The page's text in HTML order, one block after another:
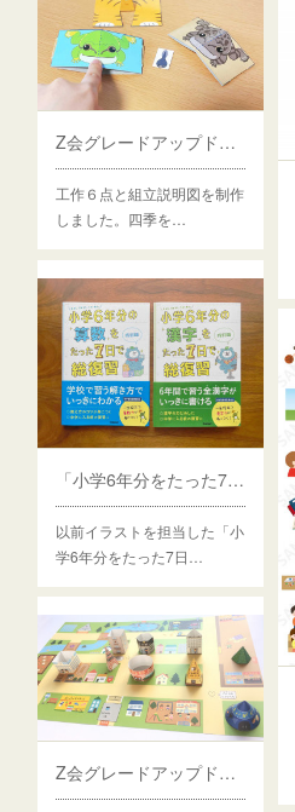
Z会グレードアップドリル「きせつとかがく」4-6歳
工作６点と組立説明図を制作
しました。四季を…
「小学6年分をたった7日で総復習 改訂版」算数・漢字
以前イラストを担当した「小
学6年分をたった7日…
Z会グレードアップドリル「まなべる くうかん・こうさく」5-6歳